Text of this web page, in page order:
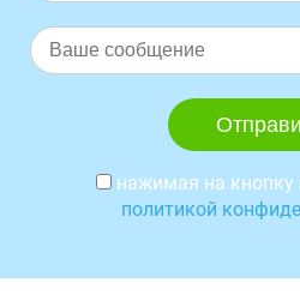
нажимая на
политикой